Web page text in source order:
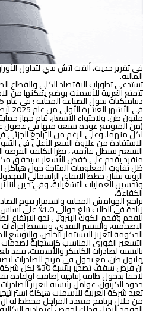
في تقرير حديث، ألقت اتش سي لتداول
المالية.
تستدعي تطورات الاقتصاد الكلي والقطاع
تتمتع العربية للأسمنت بوضع يمكّنها من
الاستفادة من علاوة السعر الأعلى في
التسعير ستظل قائمة، ، نظراً لتكلفة
منفرد يقدم على خفض الأسعار سيحقق
ظل تفاوت المعلومات المتاحة حول هياكل
الرؤية بشأن خطط الإنفاق الرأسمالي
وتحسين العمليات التشغيلية. وفي حين أننا
الكفاءة.
زيادة في
التضخمية، والتيسير النقدي، وتبسيط
الحكومة لتعزيز الاستثمار الخاص،
التسعير الفوري المناسب كإستجابةً
أن فرض سقف
لاحقاً بدخول طاقة إنتاجية إضافية
حدود الكربون، عوامل رئيسية لتعزيز
تعيد شركة العربية للأسمنت هيكلة